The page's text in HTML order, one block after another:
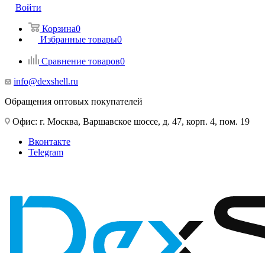
Войти
Корзина0
Избранные товары0
Сравнение товаров0
info@dexshell.ru
Обращения оптовых покупателей
Офис: г. Москва, Варшавское шоссе, д. 47, корп. 4, пом. 19
Вконтакте
Telegram